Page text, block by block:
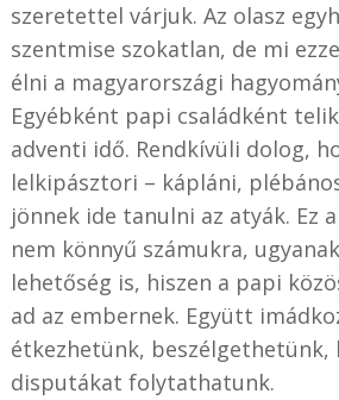
szeretettel várjuk. Az olasz
szentmise szokatlan, de mi
élni a magyarországi
Egyébként papi családként
adventi idő. Rendkívüli dolog,
lelkipásztori – kápláni,
jönnek ide tanulni az atyák. Ez
nem könnyű számukra,
lehetőség is, hiszen a papi
ad az embernek. Együtt
étkezhetünk,
disputákat folytathatunk.